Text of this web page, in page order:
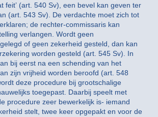
feit’ (art. 540 Sv), een bevel kan geven ter
(art. 543 Sv). De verdachte moet zich tot
de rechter-commissaris kan
verlangen. Wordt geen
of geen zekerheid gesteld, dan kan
worden gesteld (art. 545 Sv). In
bij eerst na een schending van het
zijn vrijheid worden beroofd (art. 548
deze procedure bij grootschalige
toegepast. Daarbij speelt met
procedure zeer bewerkelijk is- iemand
stelt, twee keer opgepakt en voor de